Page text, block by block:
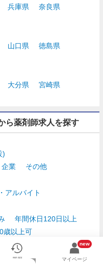
兵庫県
奈良県
山口県
徳島県
大分県
宮崎県
ら薬剤師求人を探す
)
企業
その他
アルバイト
年間休日120日以上
歳以上可
履歴
new
マイページ